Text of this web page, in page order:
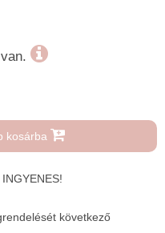
kosárba
következő